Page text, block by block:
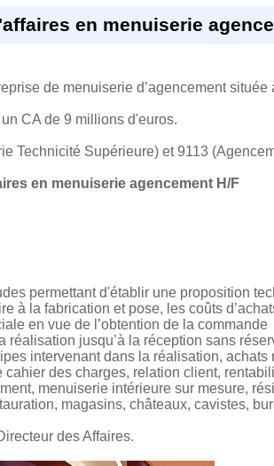
en menuiserie
de menuiserie d’agencement située
CA de 9 millions d'euros.
Technicité Supérieure) et 9113
en menuiserie agencement H/F
permettant d'établir une proposition
à la fabrication et pose, les coûts
en vue de l’obtention de la commande
réalisation jusqu’à la réception sans
intervenant dans la réalisation, achats
des charges, relation client,
menuiserie intérieure sur mesure,
magasins, châteaux, cavistes,
des Affaires.